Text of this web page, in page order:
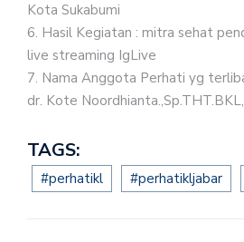
Kota Sukabumi
6.⁠ ⁠Hasil Kegiatan : mitra sehat
live streaming IgLive
7.⁠ ⁠Nama Anggota Perhati yg
dr. Kote
TAGS:
#perhatikl #perhatikljabar